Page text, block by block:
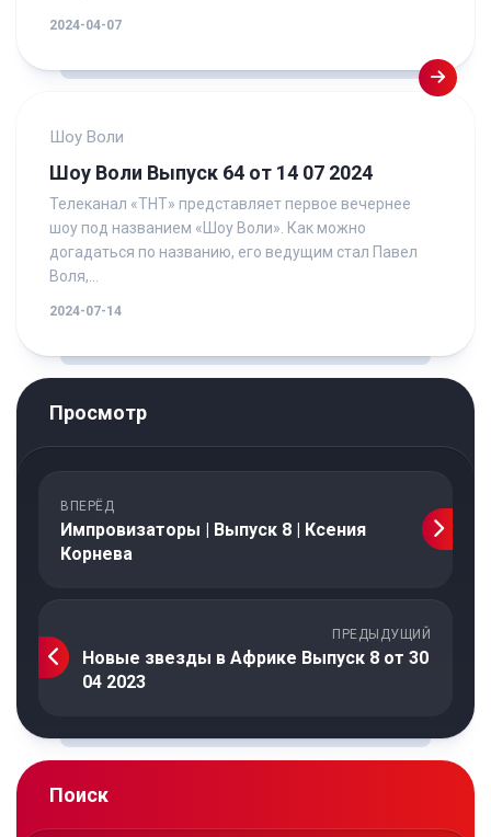
2024-04-07
Шоу Воли
Шоу Воли Выпуск 64 от 14 07 2024
Телеканал «ТНТ» представляет первое вечернее
шоу под названием «Шоу Воли». Как можно
догадаться по названию, его ведущим стал Павел
Воля,...
2024-07-14
Просмотр
ВПЕРЁД
Импровизаторы | Выпуск 8 | Ксения
Корнева
ПРЕДЫДУЩИЙ
Новые звезды в Африке Выпуск 8 от 30
04 2023
Поиск